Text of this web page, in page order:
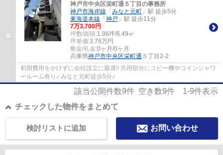
神戸市中央区栄町通５丁目の事務所
神戸市海岸線 「 みなと元町 」駅 徒歩5分
東海道本線 「 神戸 」駅 徒歩11分
7万3,700円
坪数/面積:1.96坪/6.49㎡
坪単価:3.76万円
敷金/礼金:0ヶ月/0ヶ月
兵庫県神戸市中央区栄町通 ５丁目2-2
初期費用をかけずに会社設立に最適!! 共用部分にコピー機やコインシャワ
ールーム有り♪ みなと元町徒歩5分♪
該当公開件数9件 空き数9件 1-9件表示
チェックした物件をまとめて
お問い合わせ
検討リストに追加